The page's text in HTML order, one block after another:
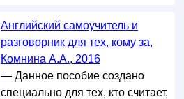
Английский самоучитель и
разговорник для тех, кому за,
Комнина А.А., 2016
— Данное пособие создано
специально для тех, кто считает,